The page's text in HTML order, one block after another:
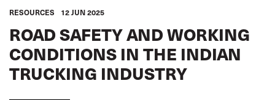
RESOURCES 12 JUN 2025
ROAD SAFETY AND WORKING
CONDITIONS IN THE INDIAN
TRUCKING INDUSTRY